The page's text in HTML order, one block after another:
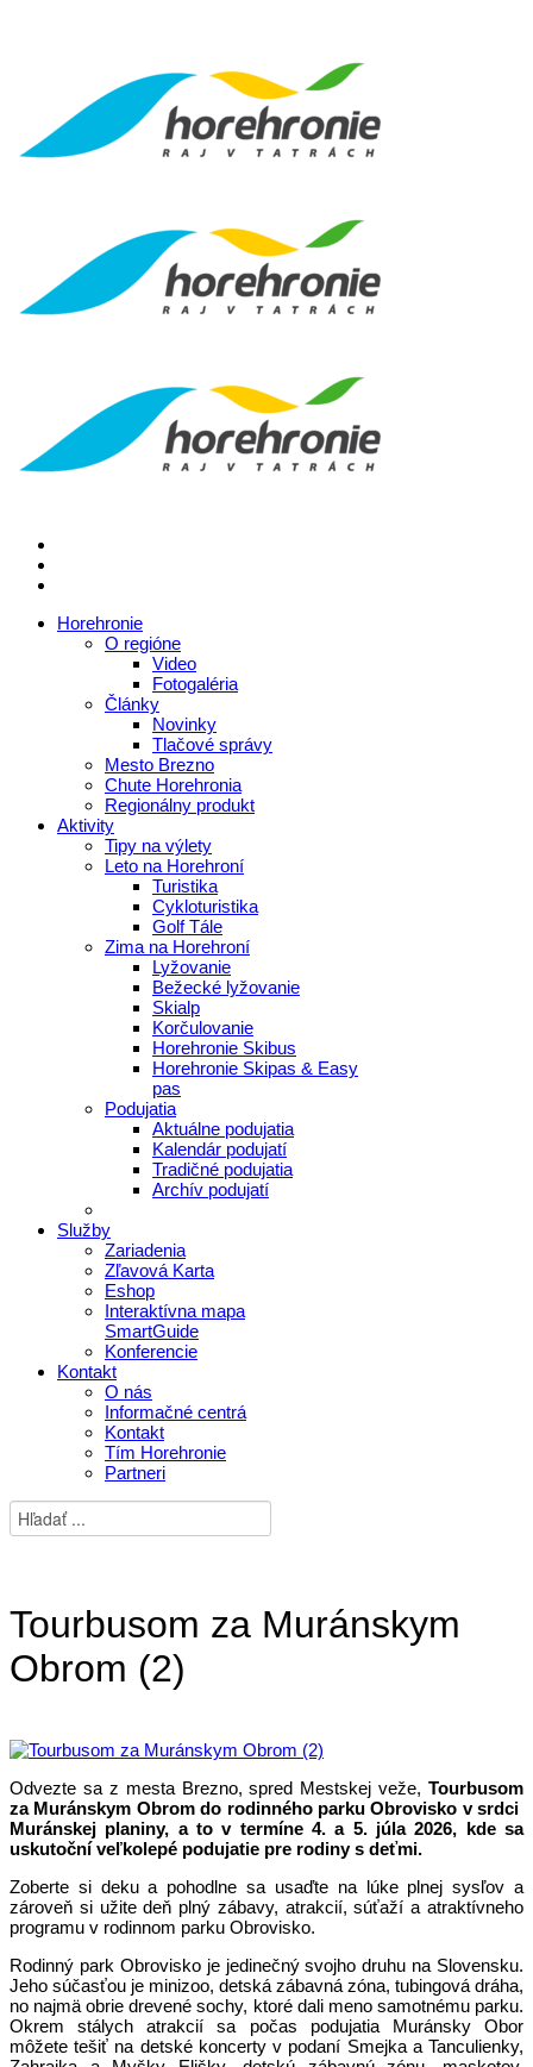
Horehronie
O regióne
Video
Fotogaléria
Články
Novinky
Tlačové správy
Mesto Brezno
Chute Horehronia
Regionálny produkt
Aktivity
Tipy na výlety
Leto na Horehroní
Turistika
Cykloturistika
Golf Tále
Zima na Horehroní
Lyžovanie
Bežecké lyžovanie
Skialp
Korčulovanie
Horehronie Skibus
Horehronie Skipas & Easy
pas
Podujatia
Aktuálne podujatia
Kalendár podujatí
Tradičné podujatia
Archív podujatí
Služby
Zariadenia
Zľavová Karta
Eshop
Interaktívna mapa
SmartGuide
Konferencie
Kontakt
O nás
Informačné centrá
Kontakt
Tím Horehronie
Partneri
Tourbusom za Muránskym
Obrom (2)
Odvezte sa z mesta Brezno, spred Mestskej veže, Tourbusom
za Muránskym Obrom do rodinného parku Obrovisko v srdci
Muránskej planiny, a to v termíne 4. a 5. júla 2026, kde sa
uskutoční veľkolepé podujatie pre rodiny s deťmi.
Zoberte si deku a pohodlne sa usaďte na lúke plnej sysľov a
zároveň si užite deň plný zábavy, atrakcií, súťaží a atraktívneho
programu v rodinnom parku Obrovisko.
Rodinný park Obrovisko je jedinečný svojho druhu na Slovensku.
Jeho súčasťou je minizoo, detská zábavná zóna, tubingová dráha,
no najmä obrie drevené sochy, ktoré dali meno samotnému parku.
Okrem stálych atrakcií sa počas podujatia Muránsky Obor
môžete tešiť na detské koncerty v podaní Smejka a Tanculienky,